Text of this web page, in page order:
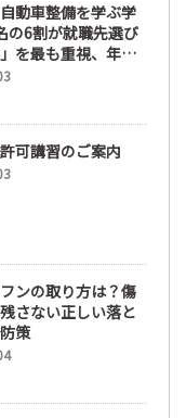
自動車整備を学ぶ学
の6割が就職先選び
を最も重視、年間
日以上」希望も
可講習のご案内
ンの取り方は？傷
さない正しい落と
策